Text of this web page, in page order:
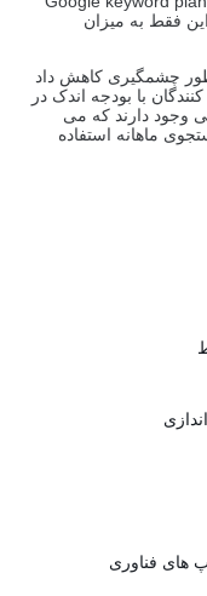
فقط به میزان
بطور چشمگیری کاهش داد
با بودجه اندک در
وجود دارند که می
ماهانه استفاده
فناوری